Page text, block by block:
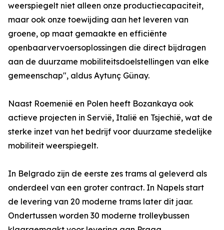
weerspiegelt niet alleen onze productiecapaciteit,
maar ook onze toewijding aan het leveren van
groene, op maat gemaakte en efficiënte
openbaarvervoersoplossingen die direct bijdragen
aan de duurzame mobiliteitsdoelstellingen van elke
gemeenschap", aldus Aytunç Günay.
Naast Roemenië en Polen heeft Bozankaya ook
actieve projecten in Servië, Italië en Tsjechië, wat de
sterke inzet van het bedrijf voor duurzame stedelijke
mobiliteit weerspiegelt.
In Belgrado zijn de eerste zes trams al geleverd als
onderdeel van een groter contract. In Napels start
de levering van 20 moderne trams later dit jaar.
Ondertussen worden 30 moderne trolleybussen